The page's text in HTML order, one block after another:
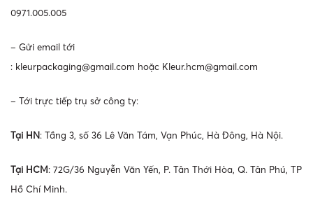
0971.005.005
– Gửi email tới
: kleurpackaging@gmail.com hoặc Kleur.hcm@gmail.com
– Tới trực tiếp trụ sở công ty:
Tại HN: Tầng 3, số 36 Lê Văn Tám, Vạn Phúc, Hà Đông, Hà Nội.
Tại HCM: 72G/36 Nguyễn Văn Yến, P. Tân Thới Hòa, Q. Tân Phú, TP
Hồ Chí Minh.